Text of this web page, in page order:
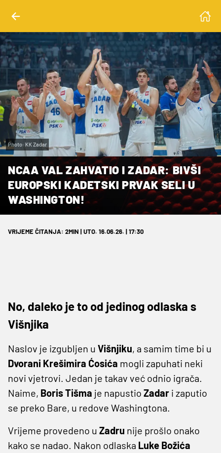
Photo: KK Zadar
NCAA VAL ZAHVATIO I ZADAR: BIVŠI
EUROPSKI KADETSKI PRVAK SELI U
WASHINGTON!
VRIJEME ČITANJA: 2MIN | UTO. 16.06.26. | 17:30
No, daleko je to od jedinog odlaska s
Višnjika
Naslov je izgubljen u Višnjiku, a samim time bi u
Dvorani Krešimira Ćosića mogli zapuhati neki
novi vjetrovi. Jedan je takav već odnio igrača.
Naime, Boris Tišma je napustio Zadar i zaputio
se preko Bare, u redove Washingtona.
Vrijeme provedeno u Zadru nije prošlo onako
kako se nadao. Nakon odlaska Luke Božića